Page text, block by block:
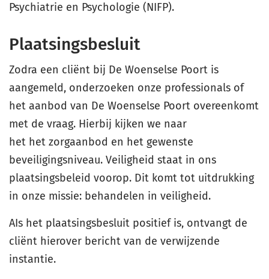
Psychiatrie en Psychologie (NIFP).
Plaatsingsbesluit
Zodra een cliënt bij De Woenselse Poort is
aangemeld, onderzoeken onze professionals of
het aanbod van De Woenselse Poort overeenkomt
met de vraag. Hierbij kijken we naar
het het zorgaanbod en het gewenste
beveiligingsniveau. Veiligheid staat in ons
plaatsingsbeleid voorop. Dit komt tot uitdrukking
in onze missie: behandelen in veiligheid.
AIs het plaatsingsbesluit positief is, ontvangt de
cliënt hierover bericht van de verwijzende
instantie.